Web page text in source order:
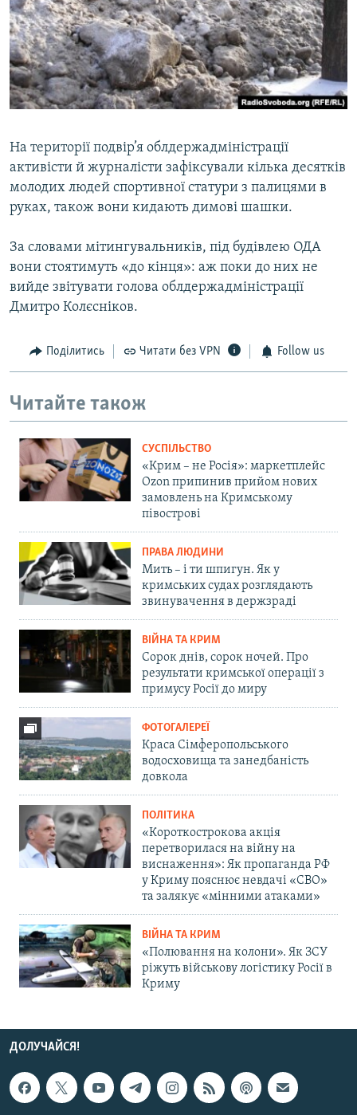
​На території подвір’я облдержадміністрації
активісти й журналісти зафіксували кілька десятків
молодих людей спортивної статури з палицями в
руках, також вони кидають димові шашки.
За словами мітингувальників, під будівлею ОДА
вони стоятимуть «до кінця»: аж поки до них не
вийде звітувати голова облдержадміністрації
Дмитро Колєсніков.
Поділитись Читати без VPN Follow us
Читайте також
СУСПІЛЬСТВО
«Крим – не Росія»: маркетплейс
Ozon припинив прийом нових
замовлень на Кримському
півострові
ПРАВА ЛЮДИНИ
Мить – і ти шпигун. Як у
кримських судах розглядають
звинувачення в держзраді
ВІЙНА ТА КРИМ
Сорок днів, сорок ночей. Про
результати кримської операції з
примусу Росії до миру
ФОТОГАЛЕРЕЇ
Краса Сімферопольського
водосховища та занедбаність
довкола
ПОЛІТИКА
«Короткострокова акція
перетворилася на війну на
виснаження»: Як пропаганда РФ
у Криму пояснює невдачі «СВО»
та залякує «мінними атаками»
ВІЙНА ТА КРИМ
«Полювання на колони». Як ЗСУ
ріжуть військову логістику Росії в
Криму
ДОЛУЧАЙСЯ!